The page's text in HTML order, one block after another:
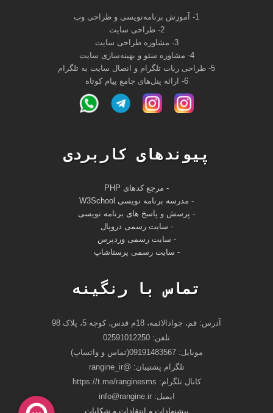
1- آموزش برنامه‌نویسی و طراحی وب
2- طراحی سایت
3- مشاوره طراحی سایت
4- مشاوره سئو و بهینه‌سازی سایت
5- طراحی ربات تلگرام و انصال سایت به تلگرام
6- ارائه پنل‌های جامع پیام کوتاه
پیوندهای کاربردی
- مرجع کدهای PHP
- مدرسه برنامه نویسی W3School
- پرسش و پاسخ های برنامه نویسی
- سایت رسمی دروپال
- سایت رسمی وردپرس
- سایت رسمی پرستاشاپ
تماس با رنگینه
آدرس: قم، جوادالائمه، 18م قدس، کوچه 5، پلاک 98
تلفن: 02591012250
موبایل: 09191483567(تماس و واتساپ)
تلگرام پشتیبان: @rangine_ir
کانال تلگرام: https://t.me/ranginesms
ايميل: info@rangine.ir
پیشنهادات و انتقادات و شکایات